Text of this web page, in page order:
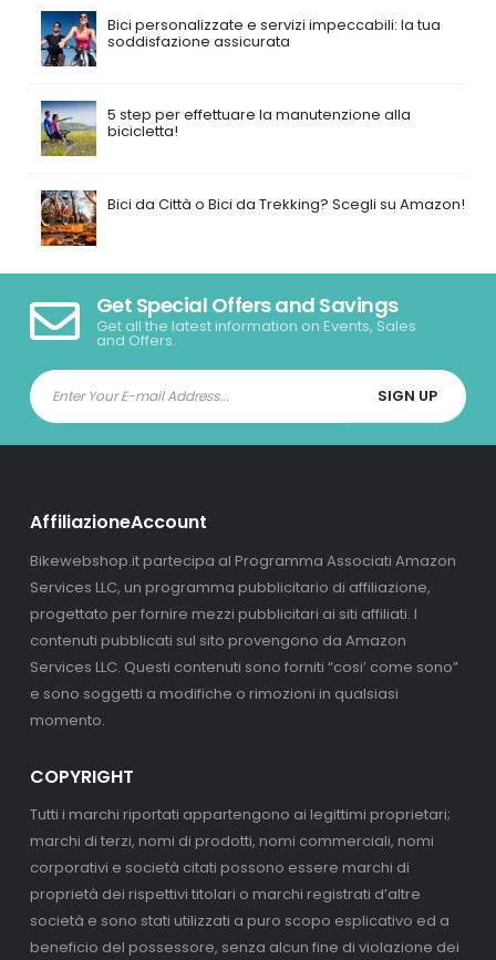
Bici personalizzate e servizi impeccabili: la tua
soddisfazione assicurata
5 step per effettuare la manutenzione alla
bicicletta!
Bici da Città o Bici da Trekking? Scegli su Amazon!
Get Special Offers and Savings
Get all the latest information on Events, Sales
and Offers.
AffiliazioneAccount
Bikewebshop.it partecipa al Programma Associati Amazon
Services LLC, un programma pubblicitario di affiliazione,
progettato per fornire mezzi pubblicitari ai siti affiliati. I
contenuti pubblicati sul sito provengono da Amazon
Services LLC. Questi contenuti sono forniti “cosi’ come sono”
e sono soggetti a modifiche o rimozioni in qualsiasi
momento.
COPYRIGHT
Tutti i marchi riportati appartengono ai legittimi proprietari;
marchi di terzi, nomi di prodotti, nomi commerciali, nomi
corporativi e società citati possono essere marchi di
proprietà dei rispettivi titolari o marchi registrati d’altre
società e sono stati utilizzati a puro scopo esplicativo ed a
beneficio del possessore, senza alcun fine di violazione dei